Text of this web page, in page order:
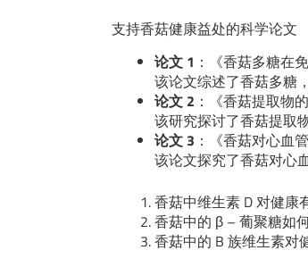
支持香菇健康益处的科学论文
论文 1 ：《香菇多糖在
该论文综述了香菇多糖
论文 2 ：《香菇提取物
该研究探讨了香菇提取
论文 3 ：《香菇对心血
该论文探究了香菇对心
香菇中维生素 D 对健康
香菇中的 β – 葡聚糖如
香菇中的 B 族维生素对